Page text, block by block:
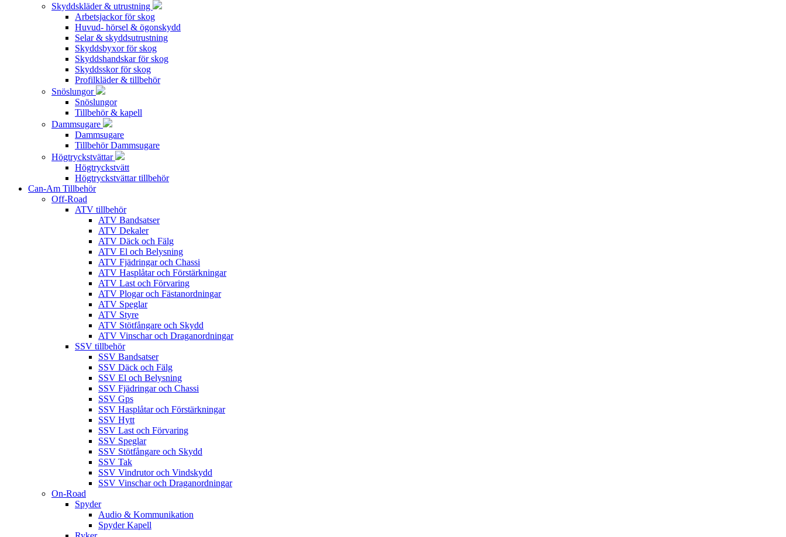
Skyddskläder & utrustning
Arbetsjackor för skog
Huvud- hörsel & ögonskydd
Selar & skyddsutrustning
Skyddsbyxor för skog
Skyddshandskar för skog
Skyddsskor för skog
Profilkläder & tillbehör
Snöslungor
Snöslungor
Tillbehör & kapell
Dammsugare
Dammsugare
Tillbehör Dammsugare
Högtryckstvättar
Högtryckstvätt
Högtryckstvättar tillbehör
Can-Am Tillbehör
Off-Road
ATV tillbehör
ATV Bandsatser
ATV Dekaler
ATV Däck och Fälg
ATV El och Belysning
ATV Fjädringar och Chassi
ATV Hasplåtar och Förstärkningar
ATV Last och Förvaring
ATV Plogar och Fästanordningar
ATV Speglar
ATV Styre
ATV Stötfångare och Skydd
ATV Vinschar och Draganordningar
SSV tillbehör
SSV Bandsatser
SSV Däck och Fälg
SSV El och Belysning
SSV Fjädringar och Chassi
SSV Gps
SSV Hasplåtar och Förstärkningar
SSV Hytt
SSV Last och Förvaring
SSV Speglar
SSV Stötfångare och Skydd
SSV Tak
SSV Vindrutor och Vindskydd
SSV Vinschar och Draganordningar
On-Road
Spyder
Audio & Kommunikation
Spyder Kapell